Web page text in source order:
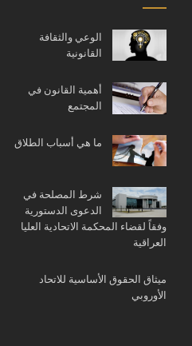
الوعي والثقافة
القانونية
أهمية القانون في
المجتمع
ما هي أسباب الطلاق
شرط المصلحة في
الدعوى الدستورية
وفقاً لقضاء المحكمة الاتحادية العليا
العراقية
ميثاق الحقوق الأساسية للاتحاد
الأوروبي